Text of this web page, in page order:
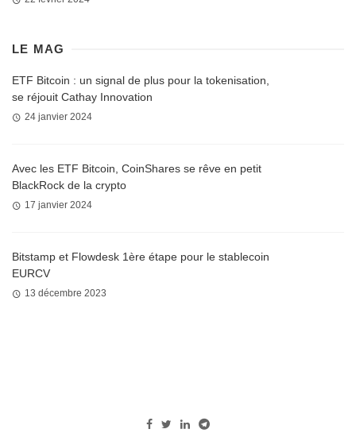
LE MAG
ETF Bitcoin : un signal de plus pour la tokenisation,
se réjouit Cathay Innovation
24 janvier 2024
Avec les ETF Bitcoin, CoinShares se rêve en petit
BlackRock de la crypto
17 janvier 2024
Bitstamp et Flowdesk 1ère étape pour le stablecoin
EURCV
13 décembre 2023